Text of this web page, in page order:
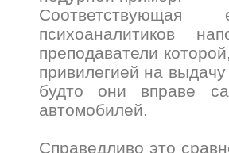
психоаналитиков
преподаватели
привилегией на
будто они вправе
автомобилей.
Справедливо это